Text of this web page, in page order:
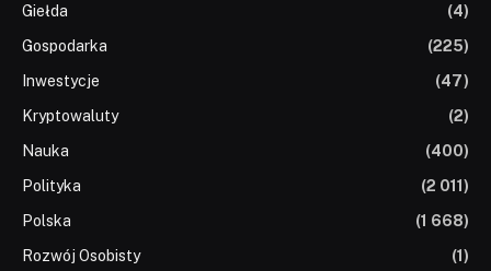
Giełda
(4)
Gospodarka
(225)
Inwestycje
(47)
Kryptowaluty
(2)
Nauka
(400)
Polityka
(2 011)
Polska
(1 668)
Rozwój Osobisty
(1)